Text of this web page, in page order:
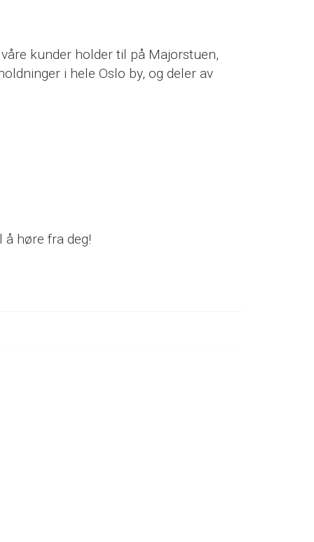
kunder holder til på Majorstuen,
i hele Oslo by, og deler av
høre fra deg!